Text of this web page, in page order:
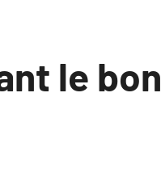
le bon